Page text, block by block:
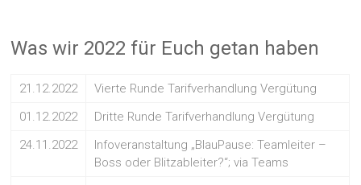
Was wir 2022 für Euch getan haben
21.12.2022
Vierte Runde Tarifverhandlung Vergütung
01.12.2022
Dritte Runde Tarifverhandlung Vergütung
24.11.2022
Infoveranstaltung „BlauPause: Teamleiter –
Boss oder Blitzableiter?“; via Teams